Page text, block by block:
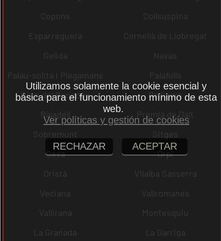
Copons
Collsuspina
Esparreguera
Cornellà de Llobregat
Gelida
Navas
Palau-solità i Plegamans
Palafolls
Pacs del Penedès
Rellinars
Rajadell
Premià de Dalt
Sobremunt
Sitges
Seva
Orpí
Oristà
Vilalba Sasserra
Veciana
Vallromanes
Vallirana
Montesquiu
La Granada
La Garriga
Utilizamos solamente la cookie esencial y
básica para el funcionamiento mínimo de esta
web.
Ver políticas y gestión de cookies
RECHAZAR ACEPTAR